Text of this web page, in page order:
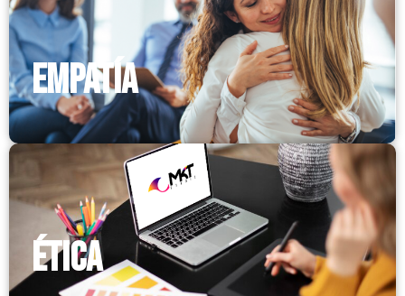
EMPATÍA
ÉTICA